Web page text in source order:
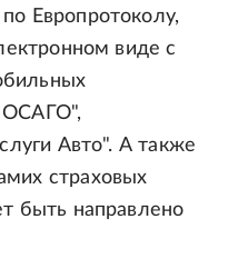
Европротоколу,
виде с
Авто". А также
страховых
быть направлено